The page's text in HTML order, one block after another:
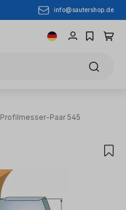
info@sautershop.de
Profilmesser-Paar 545